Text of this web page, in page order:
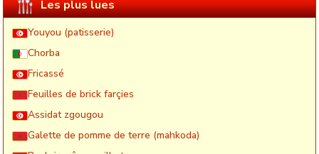
Les plus lues
Youyou (patisserie)
Chorba
Fricassé
Feuilles de brick farçies
Assidat zgougou
Galette de pomme de terre (mahkoda)